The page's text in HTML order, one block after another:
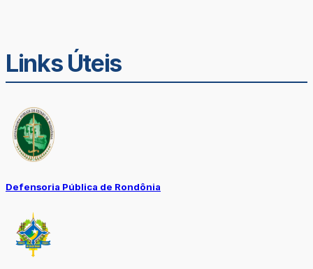
Links Úteis
Defensoria Pública de Rondônia